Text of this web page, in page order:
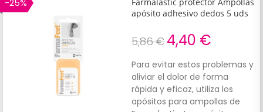
produzca gérmenes.
-25%
Farmalastic protector Ampollas
apósito adhesivo dedos 5 uds
5,86 € 4,40 €
Para evitar estos problemas y
aliviar el dolor de forma
rápida y eficaz, utiliza los
apósitos para ampollas de